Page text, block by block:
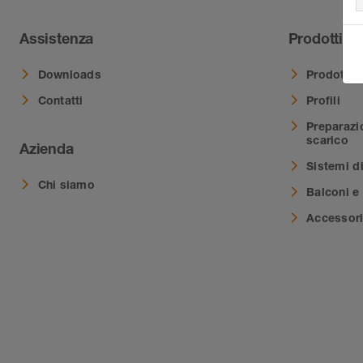
Assistenza
Downloads
Contatti
Azienda
Chi siamo
Prodotti
Prodotti
Profili
scarico
Sistemi
Balconi e
Accessori